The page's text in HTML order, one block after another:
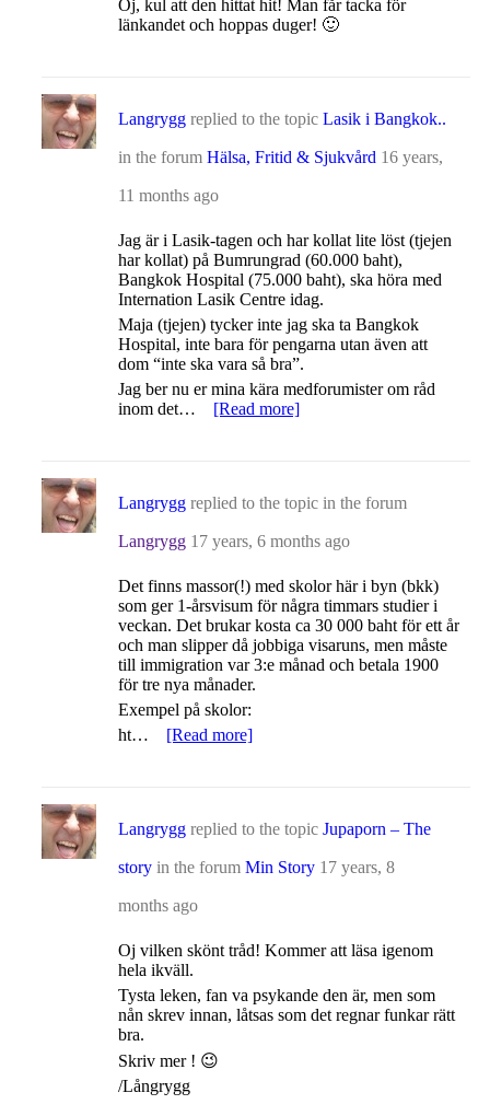
Oj, kul att den hittat hit! Man får tacka för
länkandet och hoppas duger! 🙂
Langrygg replied to the topic Lasik i Bangkok..
in the forum Hälsa, Fritid & Sjukvård 16 years,
11 months ago
Jag är i Lasik-tagen och har kollat lite löst (tjejen
har kollat) på Bumrungrad (60.000 baht),
Bangkok Hospital (75.000 baht), ska höra med
Internation Lasik Centre idag.
Maja (tjejen) tycker inte jag ska ta Bangkok
Hospital, inte bara för pengarna utan även att
dom “inte ska vara så bra”.
Jag ber nu er mina kära medforumister om råd
inom det…
[Read more]
Langrygg replied to the topic in the forum
Langrygg 17 years, 6 months ago
Det finns massor(!) med skolor här i byn (bkk)
som ger 1-årsvisum för några timmars studier i
veckan. Det brukar kosta ca 30 000 baht för ett år
och man slipper då jobbiga visaruns, men måste
till immigration var 3:e månad och betala 1900
för tre nya månader.
Exempel på skolor:
ht…
[Read more]
Langrygg replied to the topic Jupaporn – The
story in the forum Min Story 17 years, 8
months ago
Oj vilken skönt tråd! Kommer att läsa igenom
hela ikväll.
Tysta leken, fan va psykande den är, men som
nån skrev innan, låtsas som det regnar funkar rätt
bra.
Skriv mer ! 😉
/Långrygg